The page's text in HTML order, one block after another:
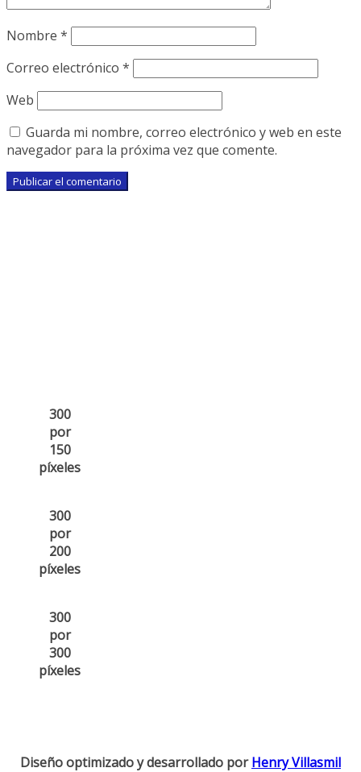
Nombre *
Correo electrónico *
Web
Guarda mi nombre, correo electrónico y web en este
navegador para la próxima vez que comente.
300
por
150
píxeles
300
por
200
píxeles
300
por
300
píxeles
Diseño optimizado y desarrollado porHenry Villasmil